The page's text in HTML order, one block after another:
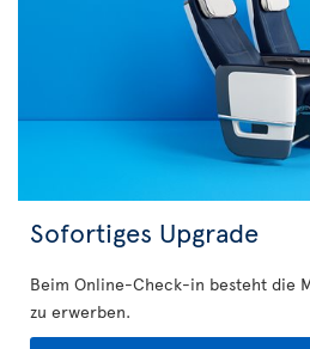
Sofortiges Upgrade
Beim Online-Check-in besteht die
zu erwerben.